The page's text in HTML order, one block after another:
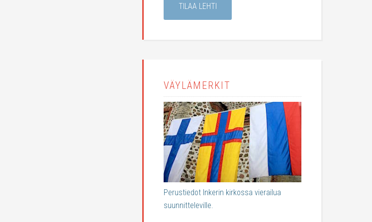
TILAA LEHTI
VÄYLÄMERKIT
Perustiedot Inkerin kirkossa vierailua
suunnitteleville.